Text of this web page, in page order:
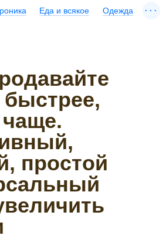
Еда и всякое Одежда ...
простой